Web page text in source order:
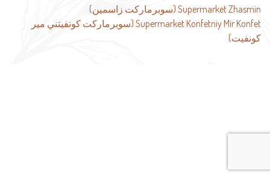
تصفّح
المقالات
Supermarket Zhasmin (سوبرماركت زاسمين)
Supermarket Konfetniy Mir Konfet (سوبرماركت كونفيتني مير
كونفيت)